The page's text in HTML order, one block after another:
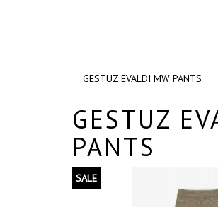
GESTUZ EVALDI MW PANTS
GESTUZ
PANTS
SALE